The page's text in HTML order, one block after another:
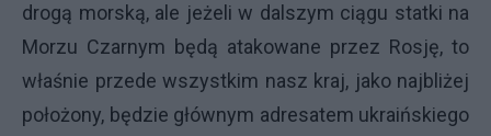
drogą morską, ale jeżeli w dalszym ciągu statki na
Morzu Czarnym będą atakowane przez Rosję, to
właśnie przede wszystkim nasz kraj, jako najbliżej
położony, będzie głównym adresatem ukraińskiego